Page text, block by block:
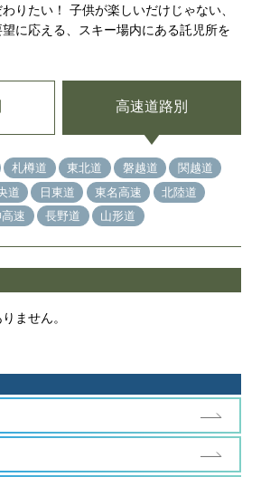
りたい！ 子供が楽しいだけじゃない、
に応える、スキー場内にある託児所を
高速道路別
札樽道 東北道 磐越道
関越道
道 日東道 東名高速
北陸道
速
長野道 山形道
ません。